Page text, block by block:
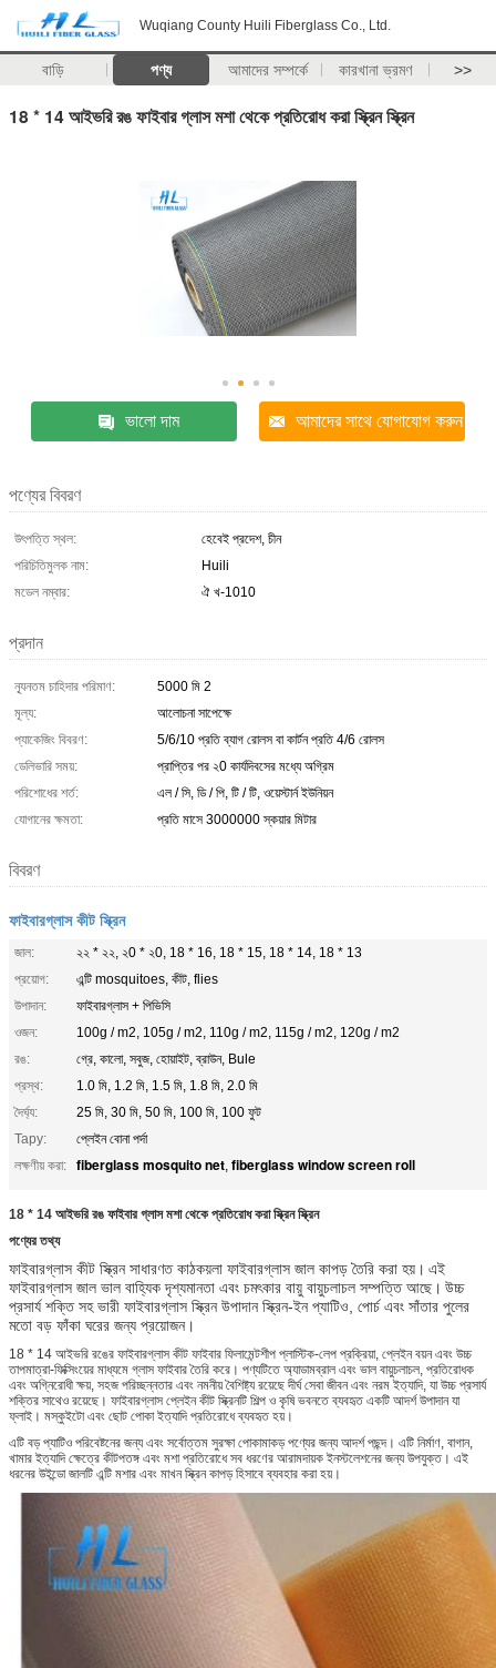
Wuqiang County Huili Fiberglass Co., Ltd.
বাড়ি পণ্য আমাদের সম্পর্কে কারখানা ভ্রমণ >>
18 * 14 আইভরি রঙ ফাইবার গ্লাস মশা থেকে প্রতিরোধ করা স্ক্রিন স্ক্রিন
ভালো দাম আমাদের সাথে যোগাযোগ করুন
পণ্যের বিবরণ
উৎপত্তি স্থল:
হেবেই প্রদেশ, চীন
পরিচিতিমুলক নাম:
Huili
মডেল নম্বার:
ঐ খ-1010
প্রদান
ন্যূনতম চাহিদার পরিমাণ:
5000 মি 2
মূল্য:
আলোচনা সাপেক্ষে
প্যাকেজিং বিবরণ:
5/6/10 প্রতি ব্যাগ রোলস বা কার্টন প্রতি 4/6 রোলস
ডেলিভারি সময়:
প্রাপ্তির পর ২0 কার্যদিবসের মধ্যে অগ্রিম
পরিশোধের শর্ত:
এল / সি, ডি / পি, টি / টি, ওয়েস্টার্ন ইউনিয়ন
যোগানের ক্ষমতা:
প্রতি মাসে 3000000 স্কয়ার মিটার
বিবরণ
ফাইবারগ্লাস কীট স্ক্রিন
জাল:
২২ * ২২, ২0 * ২0, 18 * 16, 18 * 15, 18 * 14, 18 * 13
প্রয়োগ:
এন্টি mosquitoes, কীট, flies
উপাদান:
ফাইবারগ্লাস + পিভিসি
ওজন:
100g / m2, 105g / m2, 110g / m2, 115g / m2, 120g / m2
রঙ:
গ্রে, কালো, সবুজ, হোয়াইট, ব্রাউন, Bule
প্রস্থ:
1.0 মি, 1.2 মি, 1.5 মি, 1.8 মি, 2.0 মি
দৈর্ঘ্য:
25 মি, 30 মি, 50 মি, 100 মি, 100 ফুট
Tapy:
প্লেইন বোনা পর্দা
লক্ষণীয় করা:
fiberglass mosquito net, fiberglass window screen roll
18 * 14 আইভরি রঙ ফাইবার গ্লাস মশা থেকে প্রতিরোধ করা স্ক্রিন স্ক্রিন
পণ্যের তথ্য
ফাইবারগ্লাস কীট স্ক্রিন সাধারণত কাঠকয়লা ফাইবারগ্লাস জাল কাপড় তৈরি করা হয়। এই
ফাইবারগ্লাস জাল ভাল বাহ্যিক দৃশ্যমানতা এবং চমৎকার বায়ু বায়ুচলাচল সম্পত্তি আছে। উচ্চ
প্রসার্য শক্তি সহ ভারী ফাইবারগ্লাস স্ক্রিন উপাদান স্ক্রিন-ইন প্যাটিও, পোর্চ এবং সাঁতার পুলের
মতো বড় ফাঁকা ঘরের জন্য প্রয়োজন।
18 * 14 আইভরি রঙের ফাইবারগ্লাস কীট ফাইবার ফিলামেন্টশীপ প্লাস্টিক-লেপ প্রক্রিয়া, প্লেইন বয়ন এবং উচ্চ
তাপমাত্রা-ফিক্সিংয়ের মাধ্যমে গ্লাস ফাইবার তৈরি করে। পণ্যটিতে অ্যাডামব্রাল এবং ভাল বায়ুচলাচল, প্রতিরোধক
এবং অগ্নিরোধী ক্ষয়, সহজ পরিচ্ছন্নতার এবং নমনীয় বৈশিষ্ট্য রয়েছে দীর্ঘ সেবা জীবন এবং নরম ইত্যাদি, যা উচ্চ প্রসার্য
শক্তির সাথেও রয়েছে। ফাইবারগ্লাস প্লেইন কীট স্ক্রিনটি শিল্প ও কৃষি ভবনতে ব্যবহৃত একটি আদর্শ উপাদান যা
ফ্লাই। মস্কুইটো এবং ছোট পোকা ইত্যাদি প্রতিরোধে ব্যবহৃত হয়।
এটি বড় প্যাটিও পরিবেষ্টনের জন্য এবং সর্বোত্তম সুরক্ষা পোকামাকড় পণ্যের জন্য আদর্শ পছন্দ। এটি নির্মাণ, বাগান,
খামার ইত্যাদি ক্ষেত্রে কীটপতঙ্গ এবং মশা প্রতিরোধে সব ধরণের আরামদায়ক ইনস্টলেশনের জন্য উপযুক্ত। এই
ধরনের উইন্ডো জালটি এন্টি মশার এবং মাখন স্ক্রিন কাপড় হিসাবে ব্যবহার করা হয়।